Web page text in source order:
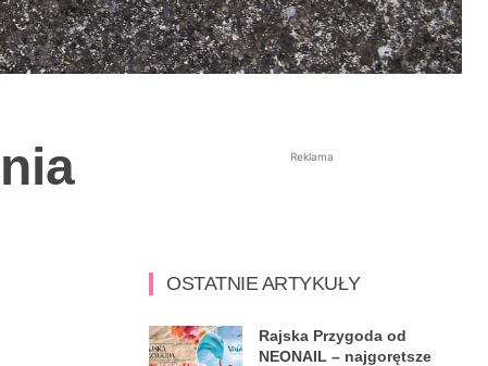
Reklama
OSTATNIE ARTYKUŁY
Rajska Przygoda od
NEONAIL – najgorętsze